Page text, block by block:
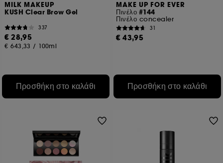
MILK MAKEUP
KUSH Clear Brow Gel
337
€ 28,95
€ 643,33 / 100ml
Προσθήκη στο καλάθι
MAKE UP FOR EVER
Πινέλο #144
Πινέλο concealer
31
€ 43,95
Προσθήκη στο καλάθι